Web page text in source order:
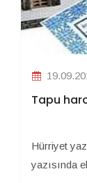
Tapu
Hürriyet
yazısında